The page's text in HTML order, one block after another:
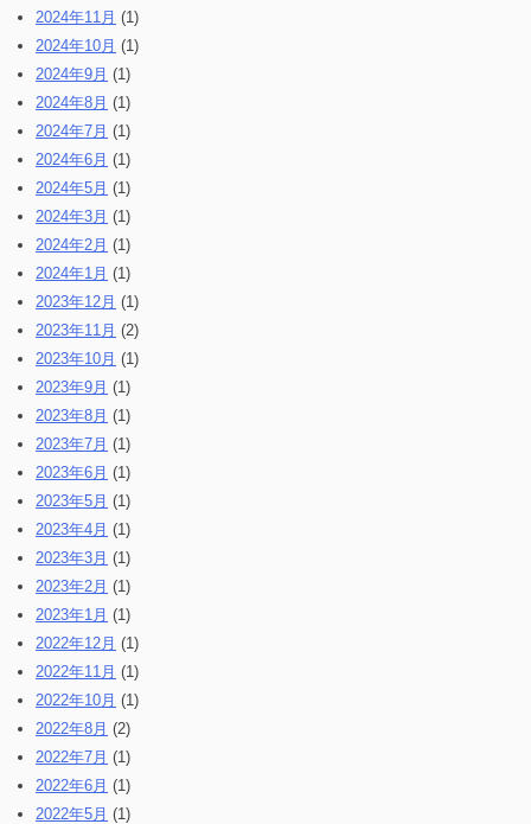
2024年11月 (1)
2024年10月 (1)
2024年9月 (1)
2024年8月 (1)
2024年7月 (1)
2024年6月 (1)
2024年5月 (1)
2024年3月 (1)
2024年2月 (1)
2024年1月 (1)
2023年12月 (1)
2023年11月 (2)
2023年10月 (1)
2023年9月 (1)
2023年8月 (1)
2023年7月 (1)
2023年6月 (1)
2023年5月 (1)
2023年4月 (1)
2023年3月 (1)
2023年2月 (1)
2023年1月 (1)
2022年12月 (1)
2022年11月 (1)
2022年10月 (1)
2022年8月 (2)
2022年7月 (1)
2022年6月 (1)
2022年5月 (1)